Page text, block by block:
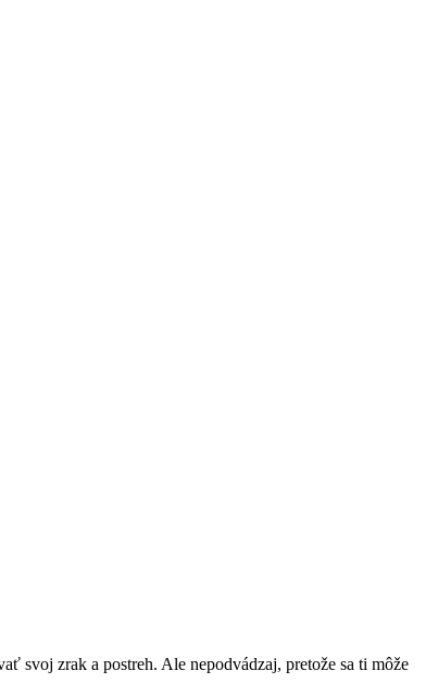
svoj zrak a postreh. Ale nepodvádzaj, pretože sa ti môže